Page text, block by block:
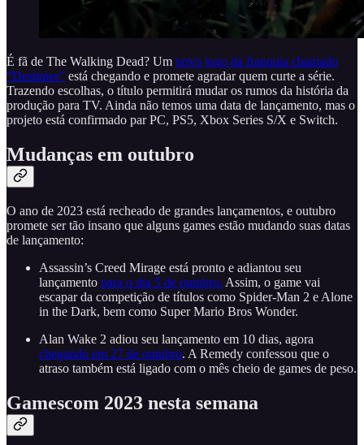
É fã de The Walking Dead? Um novo jogo da franquia chamado
“Destinies” está chegando e promete agradar quem curte a série.
Trazendo escolhas, o título permitirá mudar os rumos da história da
produção para TV. Ainda não temos uma data de lançamento, mas o
projeto está confirmado par PC, PS5, Xbox Series S/X e Switch.
Mudanças em outubro
O ano de 2023 está recheado de grandes lançamentos, e outubro
promete ser tão insano que alguns games estão mudando suas datas
de lançamento:
Assassin’s Creed Mirage está pronto e adiantou seu
lançamento para o dia 5 de outubro. Assim, o game vai
escapar da competição de títulos como Spider-Man 2 e Alone
in the Dark, bem como Super Mario Bros Wonder.
Alan Wake 2 adiou seu lançamento em 10 dias, agora
chegando em 27 de outubro. A Remedy confessou que o
atraso também está ligado com o mês cheio de games de peso.
Gamescom 2023 nesta semana